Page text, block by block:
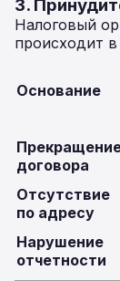
3.
Налоговый
происходит
Основание
договора
Отсутствие
по адресу
Нарушение
отчетности